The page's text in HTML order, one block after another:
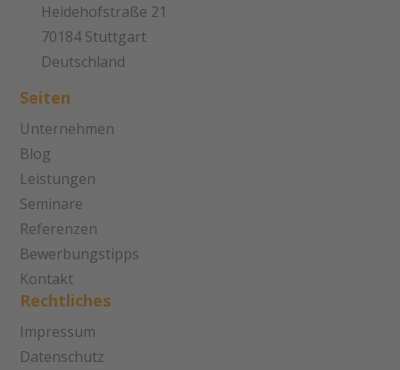
Heidehofstraße 21
70184 Stuttgart
Deutschland
Seiten
Unternehmen
Blog
Leistungen
Seminare
Referenzen
Bewerbungstipps
Kontakt
Rechtliches
Impressum
Datenschutz